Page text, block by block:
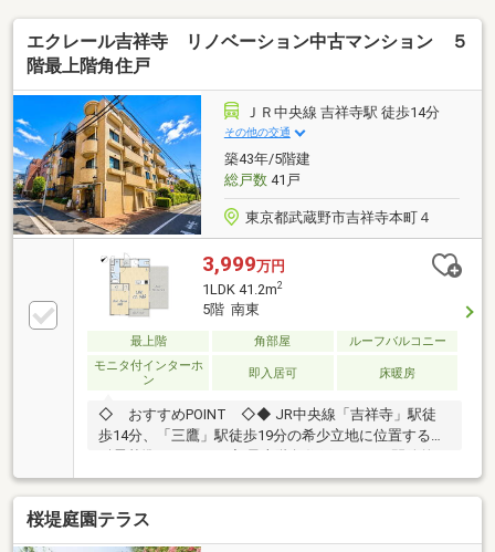
エクレール吉祥寺 リノベーション中古マンション ５
階最上階角住戸
ＪＲ中央線 吉祥寺駅 徒歩14分
その他の交通
築43年/5階建
総戸数41戸
東京都武蔵野市吉祥寺本町４
3,999万円
1LDK 41.2m2
5階 南東
最上階 角部屋
ルーフバルコニー
モニタ付インターホ
ン
即入居可 床暖房
◇ おすすめPOINT ◇◆ JR中央線「吉祥寺」駅徒
歩14分、「三鷹」駅徒歩19分の希少立地に位置する新
ルーフバルコニー付きで眺望良好！◆ 床暖房、食洗
器・浄水器、高機能トイレなど設備仕様が豊富ですぐ
に生活を始められます！◆ 2026年5月にリノベーショ
ン済みで新築のようなキレイな状態で引渡しが可能！
桜堤庭園テラス